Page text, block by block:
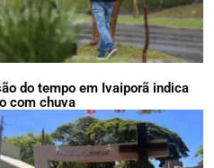
do tempo em Ivaiporã indica
com chuva